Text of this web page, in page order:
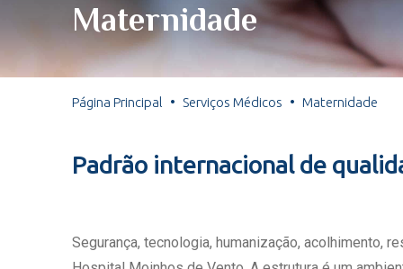
Núcleos e Especialidades
Exames
Fale com o Moinhos
Seu Médico
Conheça
Blog Saúde
Convênios
Doação de
Escritório
Maternidade
Página Principal Serviços Médicos Maternidade
Padrão internacional de
Segurança, tecnologia, humanização, acolhimento,